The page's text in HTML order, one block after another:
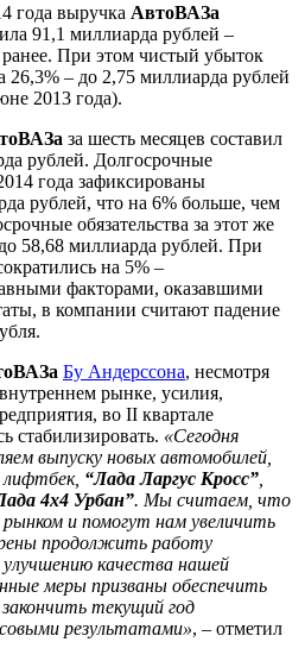
года выручка АвтоВАЗа
91,1 миллиарда рублей –
При этом чистый убыток
26,3% – до 2,75 миллиарда рублей
2013 года).
за шесть месяцев составил
рублей. Долгосрочные
года зафиксированы
рублей, что на 6% больше, чем
обязательства за этот же
58,68 миллиарда рублей. При
на 5% –
факторами, оказавшими
в компании считают падение
Бу Андерссона, несмотря
рынке, усилия,
во II квартале
стабилизировать. «Сегодня
выпуску новых автомобилей,
лифтбек, “Лада Ларгус Кросс”
4х4 Урбан”. Мы считаем, что
и помогут нам увеличить
продолжить работу
качества нашей
меры призваны обеспечить
текущий год
результатами», – отметил